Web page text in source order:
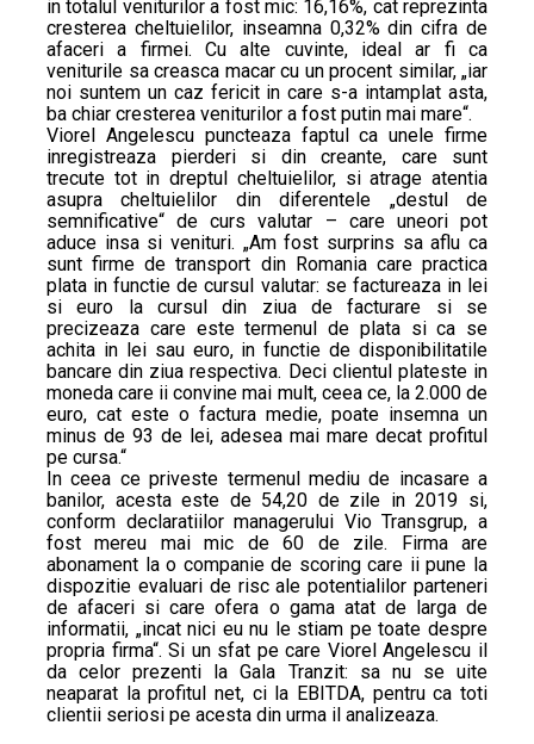
in totalul veniturilor a fost mic: 16,16%, cat reprezinta
cresterea cheltuielilor, inseamna 0,32% din cifra de
afaceri a firmei. Cu alte cuvinte, ideal ar fi ca
veniturile sa creasca macar cu un procent similar, „iar
noi suntem un caz fericit in care s-a intamplat asta,
ba chiar cresterea veniturilor a fost putin mai mare“.
Viorel Angelescu puncteaza faptul ca unele firme
inregistreaza pierderi si din creante, care sunt
trecute tot in dreptul cheltuielilor, si atrage atentia
asupra cheltuielilor din diferentele „destul de
semnificative“ de curs valutar – care uneori pot
aduce insa si venituri. „Am fost surprins sa aflu ca
sunt firme de transport din Romania care practica
plata in functie de cursul valutar: se factureaza in lei
si euro la cursul din ziua de facturare si se
precizeaza care este termenul de plata si ca se
achita in lei sau euro, in functie de disponibilitatile
bancare din ziua respectiva. Deci clientul plateste in
moneda care ii convine mai mult, ceea ce, la 2.000 de
euro, cat este o factura medie, poate insemna un
minus de 93 de lei, adesea mai mare decat profitul
pe cursa.“
In ceea ce priveste termenul mediu de incasare a
banilor, acesta este de 54,20 de zile in 2019 si,
conform declaratiilor managerului Vio Transgrup, a
fost mereu mai mic de 60 de zile. Firma are
abonament la o companie de scoring care ii pune la
dispozitie evaluari de risc ale potentialilor parteneri
de afaceri si care ofera o gama atat de larga de
informatii, „incat nici eu nu le stiam pe toate despre
propria firma“. Si un sfat pe care Viorel Angelescu il
da celor prezenti la Gala Tranzit: sa nu se uite
neaparat la profitul net, ci la EBITDA, pentru ca toti
clientii seriosi pe acesta din urma il analizeaza.